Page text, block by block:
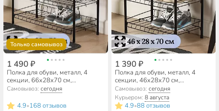
Только самовывоз
1 490 ₽
Полка для обуви, металл, 4
секции, 66х28х70 см,
разборная, черная, Nika, ЭТ1/Ч
Самовывоз:сегодня
4.9•168 отзывов
1 390 ₽
Полка для обуви, металл, 4
секции, 46х28х70 см,
разборная, черная, Nika, ЭТ2/Ч
Самовывоз: сегодня
Курьером: 8 августа
4.9•88 отзывов